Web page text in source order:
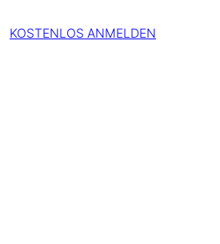
KOSTENLOS ANMELDEN